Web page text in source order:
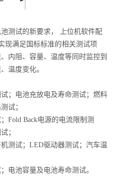
测试的新要求， 上位机软件配
现满足国标标准的相关测试项
内阻、容量、温度等同时监控到
温度变化。
；电池充放电及寿命测试；燃料
试；
Fold Back电源的电流限制测
；
测试；LED驱动器测试；汽车温
电池容量及电池寿命测试。